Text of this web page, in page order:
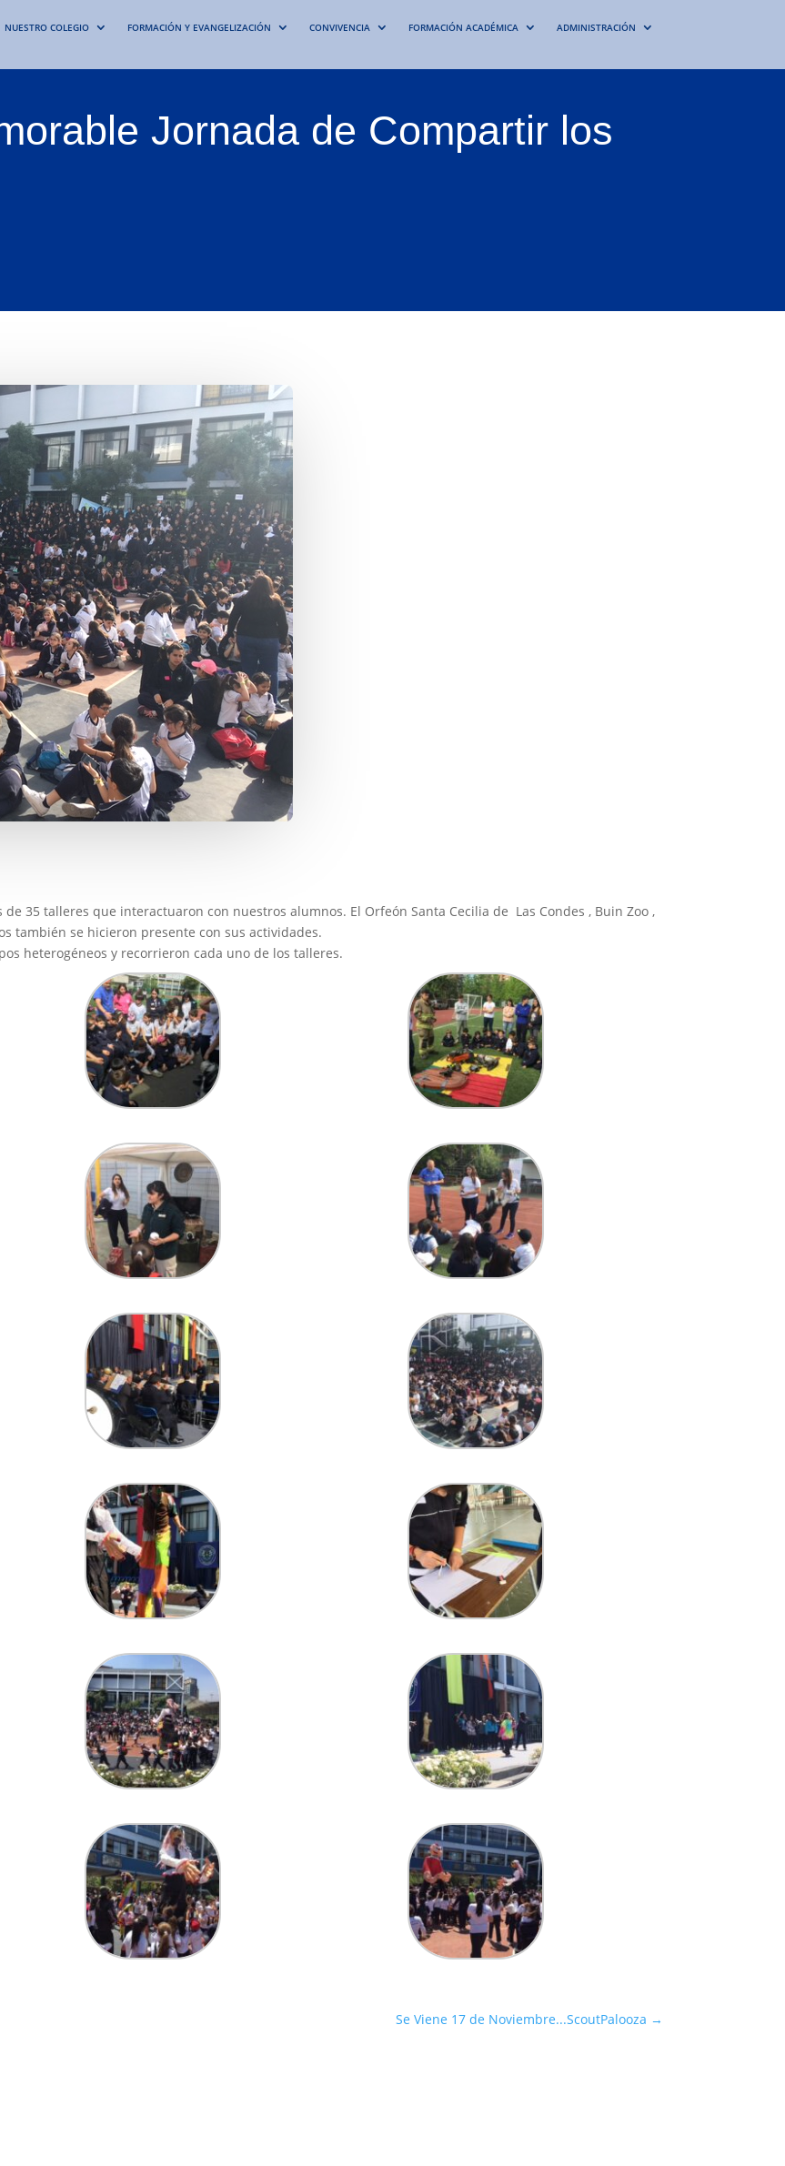
NUESTRO COLEGIO FORMACIÓN Y EVANGELIZACIÓN CONVIVENCIA FORMACIÓN ACADÉMICA ADMINISTRACIÓN
Jornada de Compartir los
35 talleres que interactuaron con nuestros alumnos. El Orfeón Santa Cecilia de Las Condes , Buin Zoo ,
también se hicieron presente con sus actividades.
heterogéneos y recorrieron cada uno de los talleres.
Se Viene 17 de Noviembre...ScoutPalooza →